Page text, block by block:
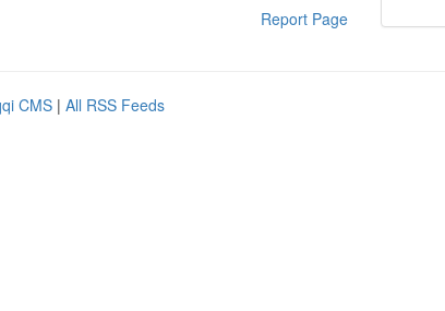
Report Page
CMS | All RSS Feeds